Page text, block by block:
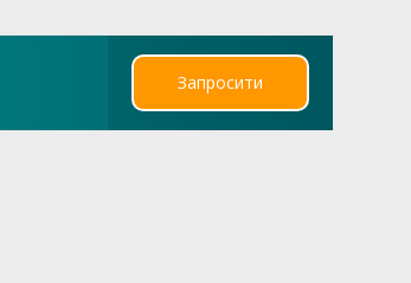
Запросити